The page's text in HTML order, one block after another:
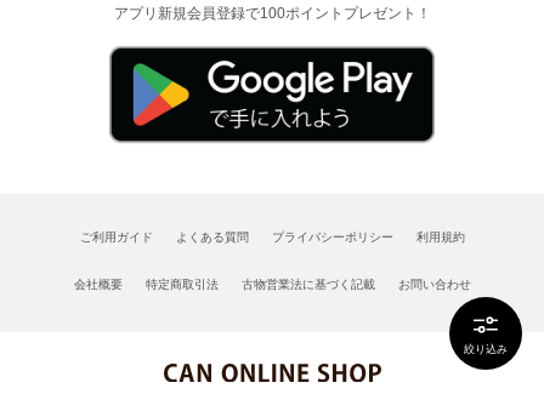
絞り込み
アプリ新規会員登録で100ポイントプレゼント！
ご利用ガイド よくある質問 プライバシーポリシー 利用規約
会社概要 特定商取引法 古物営業法に基づく記載 お問い合わせ